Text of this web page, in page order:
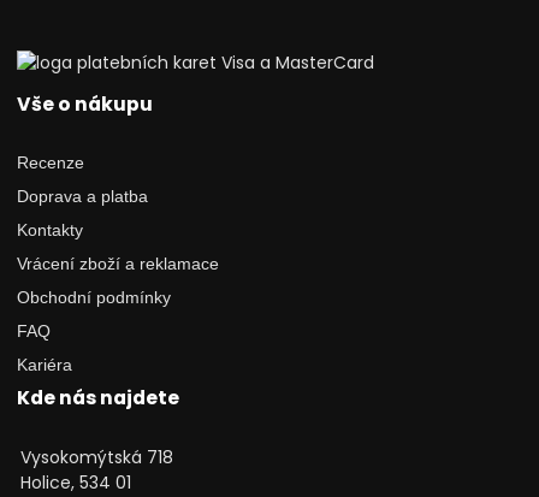
Vše o nákupu
Recenze
Doprava a platba
Kontakty
Vrácení zboží a reklamace
Obchodní podmínky
FAQ
Kariéra
Kde nás najdete
Vysokomýtská 718
Holice, 534 01